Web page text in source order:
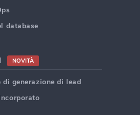
database
NOVITÀ
generazione di lead